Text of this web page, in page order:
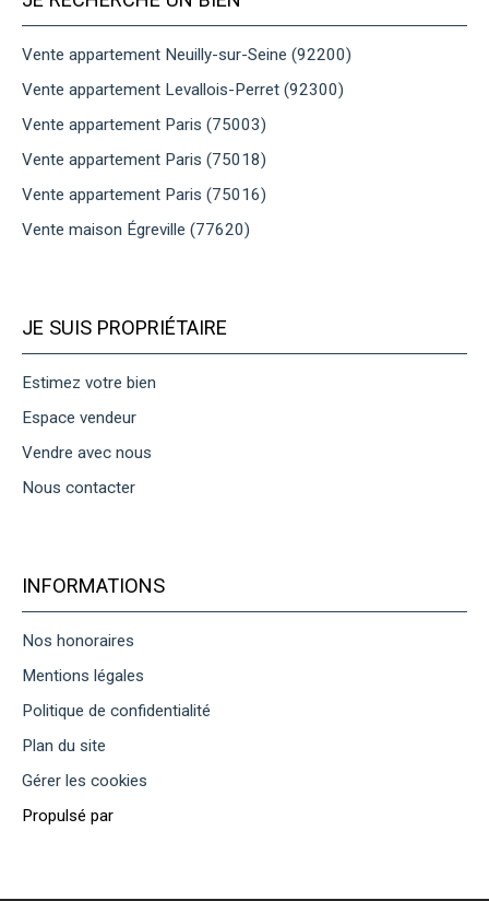
Vente appartement Neuilly-sur-Seine (92200)
Vente appartement Levallois-Perret (92300)
Vente appartement Paris (75003)
Vente appartement Paris (75018)
Vente appartement Paris (75016)
Vente maison Égreville (77620)
JE SUIS PROPRIÉTAIRE
Estimez votre bien
Espace vendeur
Vendre avec nous
Nous contacter
INFORMATIONS
Nos honoraires
Mentions légales
Politique de confidentialité
Plan du site
Gérer les cookies
Propulsé par